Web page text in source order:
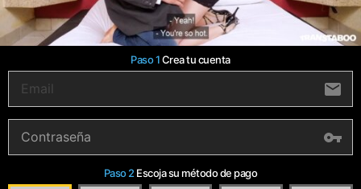
Paso 1Crea tu cuenta
Paso 2 Escoja su método de pago